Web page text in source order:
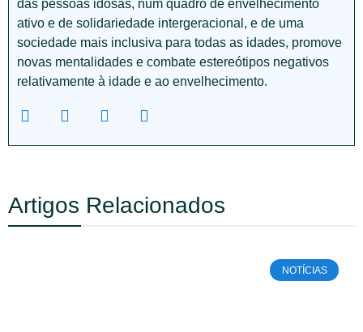
das pessoas idosas, num quadro de envelhecimento
ativo e de solidariedade intergeracional, e de uma
sociedade mais inclusiva para todas as idades, promove
novas mentalidades e combate estereótipos negativos
relativamente à idade e ao envelhecimento.
Artigos Relacionados
NOTÍCIAS